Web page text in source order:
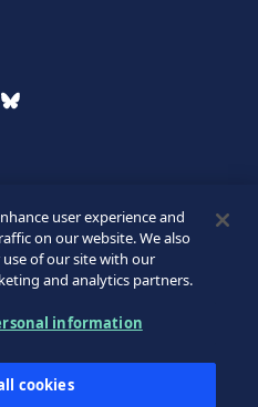
user experience and
on our website. We also
of our site with our
and analytics partners.
information
cookies